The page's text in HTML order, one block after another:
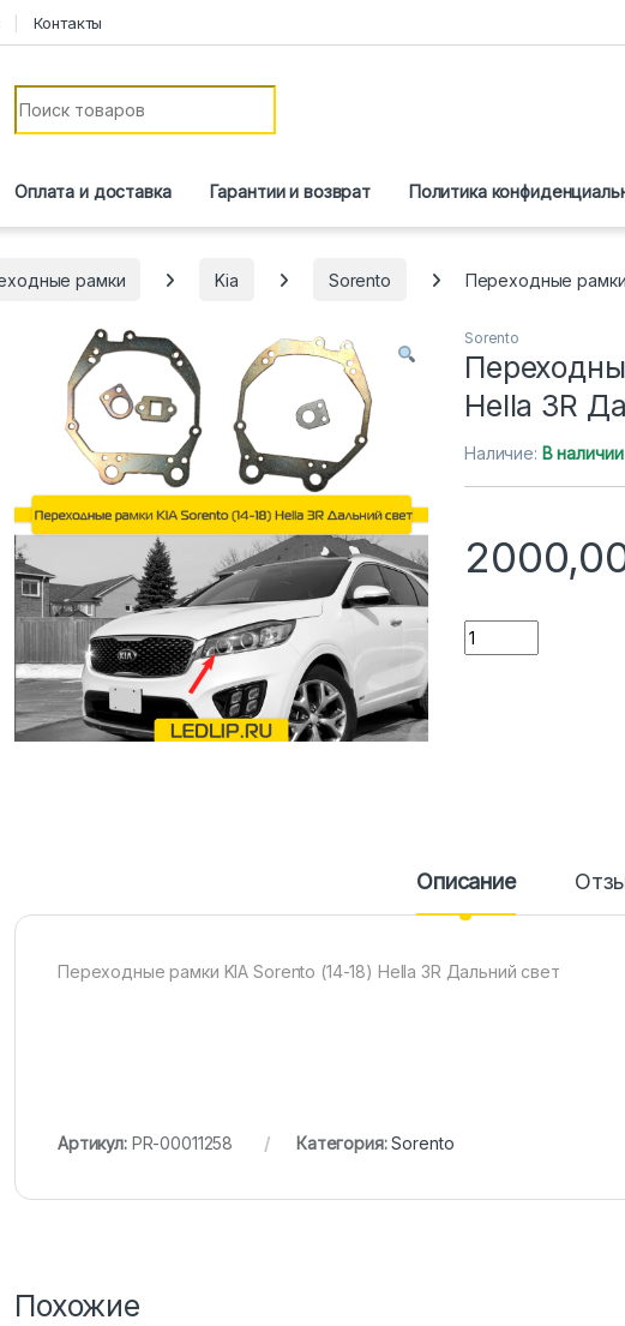
Контакты
Искать:
Оплата и доставка Гарантии и возврат Политика
рамки Kia Sorento Переходные рамки
Sorento
Hella 3R
Наличие: В наличии
Количество
Описание
Переходные рамки KIA Sorento (14-18) Hella 3R Дальний свет
Артикул: PR-00011258 Категория:Sorento
Похожие